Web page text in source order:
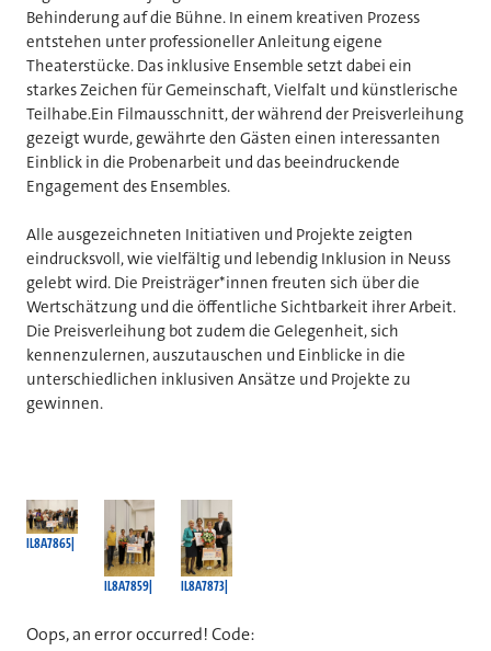
Behinderung auf die Bühne. In einem kreativen Prozess
entstehen unter professioneller Anleitung eigene
Theaterstücke. Das inklusive Ensemble setzt dabei ein
starkes Zeichen für Gemeinschaft, Vielfalt und künstlerische
Teilhabe.Ein Filmausschnitt, der während der Preisverleihung
gezeigt wurde, gewährte den Gästen einen interessanten
Einblick in die Probenarbeit und das beeindruckende
Engagement des Ensembles.
Alle ausgezeichneten Initiativen und Projekte zeigten
eindrucksvoll, wie vielfältig und lebendig Inklusion in Neuss
gelebt wird. Die Preisträger*innen freuten sich über die
Wertschätzung und die öffentliche Sichtbarkeit ihrer Arbeit.
Die Preisverleihung bot zudem die Gelegenheit, sich
kennenzulernen, auszutauschen und Einblicke in die
unterschiedlichen inklusiven Ansätze und Projekte zu
gewinnen.
IL8A7865
IL8A7859 IL8A7873
Oops, an error occurred! Code: